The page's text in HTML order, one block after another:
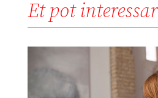
Et pot interessar